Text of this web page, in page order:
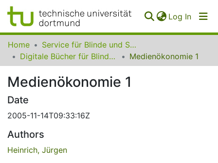
Log In
Communities
Collections
All of SfBS
FAQ
Home
Service für Blinde und Sehbehinderte der UB Dortmund
Digitale Bücher für Blinde und Sehbehinderte
Medienökonomie 1
Medienökonomie 1
Date
2005-11-14T09:33:16Z
Authors
Heinrich, Jürgen